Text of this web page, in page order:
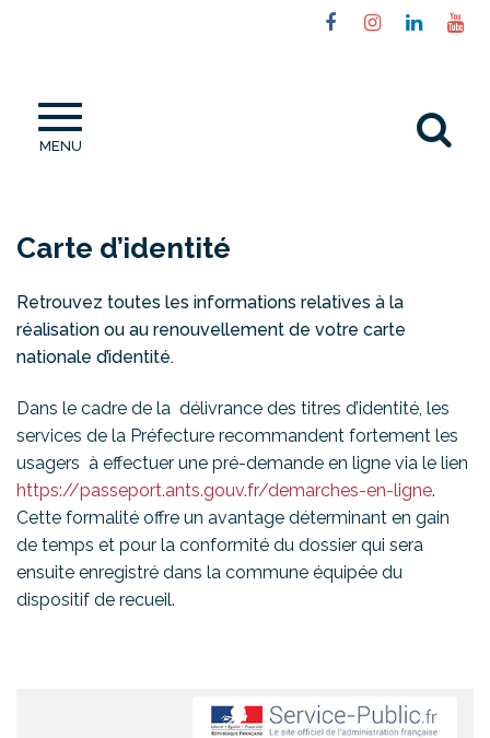
Lien
Facebook
Lien
Instagram
Lien
MENU
Carte d’identité
Retrouvez toutes les informations relatives à la
réalisation ou au renouvellement de votre carte
nationale d’identité.
Dans le cadre de la délivrance des titres d’identité, les
services de la Préfecture recommandent fortement les
usagers à effectuer une pré-demande en ligne via le lien
https://passeport.ants.gouv.fr/demarches-en-ligne.
Cette formalité offre un avantage déterminant en gain
de temps et pour la conformité du dossier qui sera
ensuite enregistré dans la commune équipée du
dispositif de recueil.